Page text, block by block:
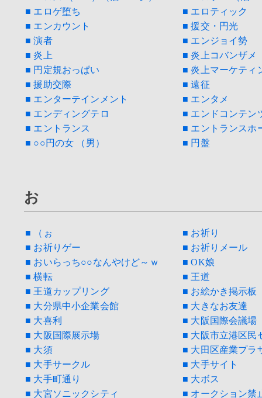
■ エロゲ堕ち
■ エロティック
■ エンカウント
■ 援交・円光
■ 演者
■ エンジョイ勢
■ 炎上
■ 炎上コバンザメ
■ 円定規おっぱい
■ 炎上マーケティ
■ 援助交際
■ 遠征
■ エンターテインメント
■ エンタメ
■ エンディングテロ
■ エンドコンテン
■ エントランス
■ エントランスホ
■ ○○円の女 （男）
■ 円盤
お
■ （ぉ
■ お祈り
■ お祈りゲー
■ お祈りメール
■ おいらっち○○なんやけど～ｗ
■ OK娘
■ 横転
■ 王道
■ 王道カップリング
■ お絵かき掲示板
■ 大分県中小企業会館
■ 大きなお友達
■ 大喜利
■ 大阪国際会議場
■ 大阪国際展示場
■ 大阪市立港区民
■ 大須
■ 大田区産業プラ
■ 大手サークル
■ 大手サイト
■ 大手町通り
■ 大ボス
■ 大宮ソニックシティ
■ オークション禁